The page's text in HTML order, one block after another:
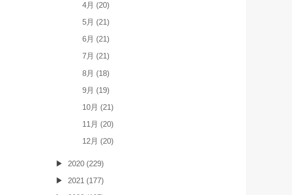
4月 (20)
5月 (21)
6月 (21)
7月 (21)
8月 (18)
9月 (19)
10月 (21)
11月 (20)
12月 (20)
2020 (229)
2021 (177)